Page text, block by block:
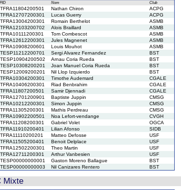
Nom Club
Nathan Chiron
ACPG
Lucas Guerry
ACPG
Romain Berthelot
ASMB
Alois Braillard
ASMB
Tom Combescot
ASMB
Jules Magnenet
ASMB
Louis Mouhot
ASMB
Sergi Alvarez Fernandez
BST
Arnau Coria Rueda
BST
Joan Manuel Coria Rueda
BST
Nil Llop Izquierdo
BST
Timothe Audemard
CGALE
Riad Benbrahim
CGALE
Samir Djennadi
CGALE
Baptiste Juppin
CMSG
Simon Juppin
CMSG
Mathis Perdreau
CMSG
Noa Lefort-vendange
CVGH
Gabriel Volet
OGCA
Lilian Afonso
SIDB
Matteo Defosse
USF
Benoit Delplace
USF
Theo Martin
USF
Arthur Vanbesien
USF
Gaston Moreno Ballague
BST
Nil Canizares Rentero BST
Mixte